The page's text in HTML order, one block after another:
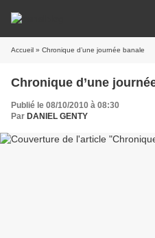
Accueil » Chronique d’une journée banale
Chronique d’une
Publié le 08/10/2010 à 08:30
Par DANIEL GENTY